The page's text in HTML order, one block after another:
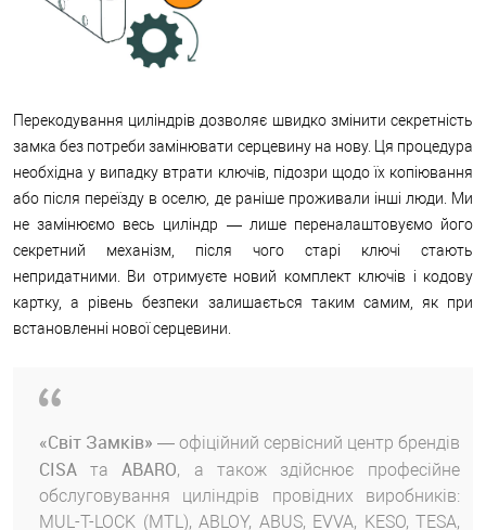
Перекодування циліндрів дозволяє швидко змінити секретність
замка без потреби замінювати серцевину на нову. Ця процедура
необхідна у випадку втрати ключів, підозри щодо їх копіювання
або після переїзду в оселю, де раніше проживали інші люди. Ми
не замінюємо весь циліндр — лише переналаштовуємо його
секретний механізм, після чого старі ключі стають
непридатними. Ви отримуєте новий комплект ключів і кодову
картку, а рівень безпеки залишається таким самим, як при
встановленні нової серцевини.
«Світ Замків» — офіційний сервісний центр брендів
CISAтаABARO, а також здійснює професійне
обслуговування циліндрів провідних виробників:
MUL-T-LOCK (MTL), ABLOY, ABUS, EVVA, KESO, TESA,